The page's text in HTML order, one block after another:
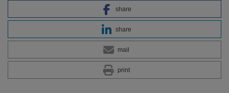
share
share
mail
print